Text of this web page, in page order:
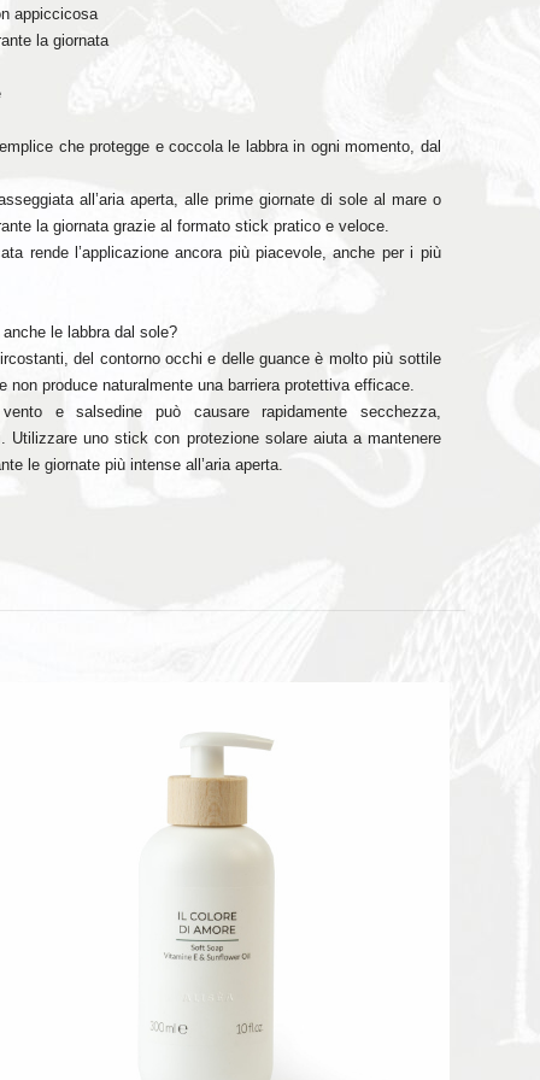
appiccicosa
la giornata
che protegge e coccola le labbra in ogni momento, dal
all’aria aperta, alle prime giornate di sole al mare o
la giornata grazie al formato stick pratico e veloce.
rende l’applicazione ancora più piacevole, anche per i più
le labbra dal sole?
del contorno occhi e delle guance è molto più sottile
produce naturalmente una barriera protettiva efficace.
e salsedine può causare rapidamente secchezza,
Utilizzare uno stick con protezione solare aiuta a mantenere
le giornate più intense all’aria aperta.